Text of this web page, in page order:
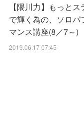
【隈川力】もっとス
で輝く為の、ソロパ
マンス講座(8／7～)
2019.06.17 07:45